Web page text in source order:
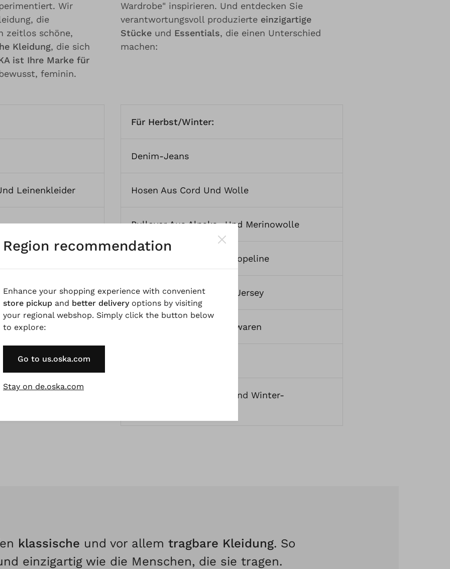
Wir
die
zeitlos schöne,
Kleidung, die sich
ist Ihre Marke für
feminin.
Wardrobe" inspirieren. Und entdecken Sie
verantwortungsvoll produzierte einzigartige
Stücke und Essentials, die einen Unterschied
machen:
Leinenkleider
UndSommer-
Für Herbst/Winter:
Denim-Jeans
Hosen Aus Cord Und Wolle
Pullover Aus Alpaka- Und Merinowolle
Kleider Aus Wolle Und Popeline
Blusen Aus Lyocell Und Jersey
Strickjacken Und Strickwaren
Und Winter-
klassische und vor allem tragbare Kleidung. So
einzigartig wie die Menschen, die sie tragen.
Region recommendation
Enhance your shopping experience with convenient
store pickup and better deliveryoptions by visiting
your regional webshop. Simply click the button below
to explore:
Go to us.oska.com
Stay on de.oska.com